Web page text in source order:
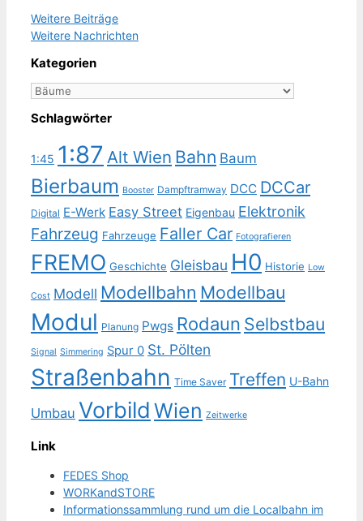
Weitere Beiträge
Weitere Nachrichten
Kategorien
Kategorien
Schlagwörter
1:45 1:87 Alt Wien Bahn Baum
Bierbaum Booster Dampftramway DCC DCCar
Digital E-Werk Easy Street Eigenbau Elektronik
Fahrzeug Fahrzeuge Faller Car Fotografieren
FREMO Geschichte Gleisbau H0 Historie Low
Cost Modell Modellbahn Modellbau
Modul Planung Pwgs Rodaun Selbstbau
Signal Simmering Spur 0 St. Pölten
Straßenbahn Time Saver Treffen U-Bahn
Umbau Vorbild Wien Zeitwerke
Link
FEDES Shop
WORKandSTORE
Informationssammlung rund um die Localbahn im